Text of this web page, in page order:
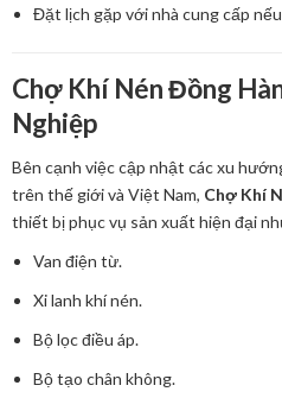
Đặt lịch gặp với nhà cung cấp
Chợ Khí Nén Đồng
Nghiệp
Bên cạnh việc cập nhật các xu
trên thế giới và Việt Nam, Chợ Khí
thiết bị phục vụ sản xuất hiện đại
Van điện từ.
Xi lanh khí nén.
Bộ lọc điều áp.
Bộ tạo chân không.